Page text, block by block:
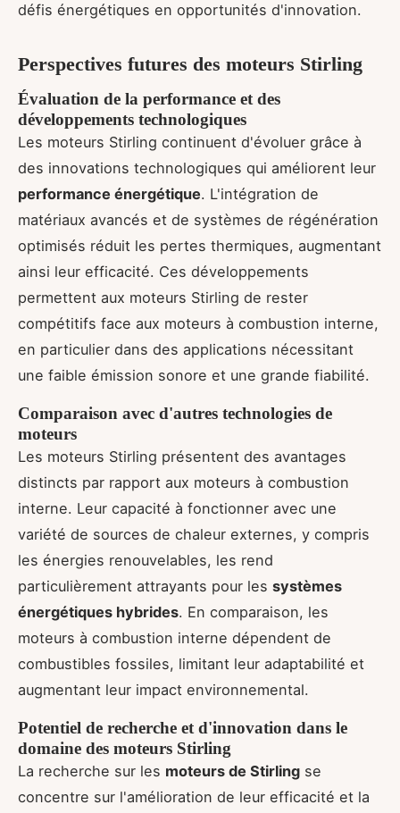
défis énergétiques en opportunités d'innovation.
Perspectives futures des moteurs Stirling
Évaluation de la performance et des
développements technologiques
Les moteurs Stirling continuent d'évoluer grâce à
des innovations technologiques qui améliorent leur
performance énergétique. L'intégration de
matériaux avancés et de systèmes de régénération
optimisés réduit les pertes thermiques, augmentant
ainsi leur efficacité. Ces développements
permettent aux moteurs Stirling de rester
compétitifs face aux moteurs à combustion interne,
en particulier dans des applications nécessitant
une faible émission sonore et une grande fiabilité.
Comparaison avec d'autres technologies de
moteurs
Les moteurs Stirling présentent des avantages
distincts par rapport aux moteurs à combustion
interne. Leur capacité à fonctionner avec une
variété de sources de chaleur externes, y compris
les énergies renouvelables, les rend
particulièrement attrayants pour les systèmes
énergétiques hybrides. En comparaison, les
moteurs à combustion interne dépendent de
combustibles fossiles, limitant leur adaptabilité et
augmentant leur impact environnemental.
Potentiel de recherche et d'innovation dans le
domaine des moteurs Stirling
La recherche sur les moteurs de Stirling se
concentre sur l'amélioration de leur efficacité et la